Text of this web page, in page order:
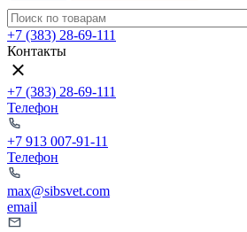
+7 (383) 28-69-111
Контакты
+7 (383) 28-69-111
Телефон
+7 913 007-91-11
Телефон
max@sibsvet.com
email